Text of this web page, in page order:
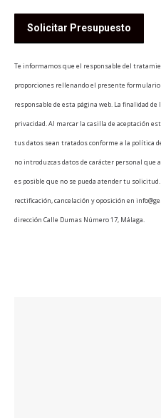
Te informamos que el responsable del
proporciones rellenando el presente
responsable de esta página web. La finalidad
privacidad. Al marcar la casilla de aceptación
tus datos sean tratados conforme a la política
no introduzcas datos de carácter personal
es posible que no se pueda atender tu
rectificación, cancelación y oposición en
dirección Calle Dumas Número 17, Málaga.